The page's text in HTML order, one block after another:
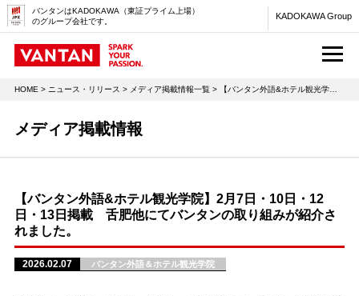
バンタンはKADOKAWA（東証プライム上場）
のグループ会社です。
KADOKAWA Group
HOME > ニュース・リリース > メディア掲載情報一覧 > 【バンタン外語&ホテル観光学院】2月7日・10日・12日・13日掲載 舌肥他にてバンタンの取り組みが紹介されました。
メディア掲載情報
【バンタン外語&ホテル観光学院】2月7日・10日・12
日・13日掲載 舌肥他にてバンタンの取り組みが紹介さ
れました。
2026.02.07 バンタン外語＆ホテル観光学院